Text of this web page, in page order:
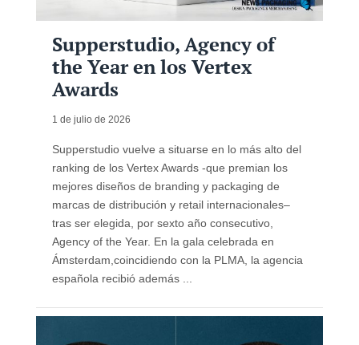
Supperstudio, Agency of
the Year en los Vertex
Awards
1 de julio de 2026
Supperstudio vuelve a situarse en lo más alto del
ranking de los Vertex Awards -que premian los
mejores diseños de branding y packaging de
marcas de distribución y retail internacionales–
tras ser elegida, por sexto año consecutivo,
Agency of the Year. En la gala celebrada en
Ámsterdam,coincidiendo con la PLMA, la agencia
española recibió además ...